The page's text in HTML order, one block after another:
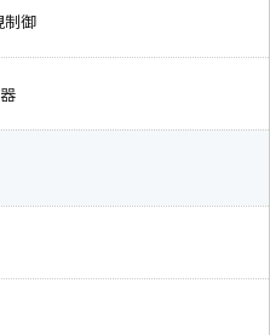
制御